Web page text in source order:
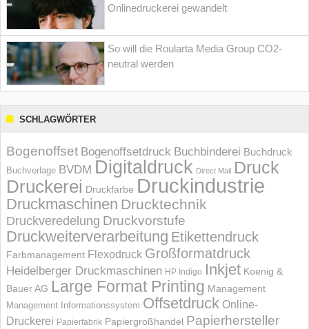
Onlinedruckerei gewandelt
So will die Roularta Media Group CO2-
neutral werden
SCHLAGWÖRTER
Bogenoffset Bogenoffsetdruck Buchbinderei Buchdruck
Buchverlage BVDM Digitaldruck Direct Mail Druck
Druckerei Druckfarbe Druckindustrie
Druckmaschinen Drucktechnik
Druckveredelung Druckvorstufe
Druckweiterverarbeitung Etikettendruck
Farbmanagement Flexodruck Großformatdruck
Heidelberger Druckmaschinen HP Indigo Inkjet Koenig &
Bauer AG Large Format Printing Management
Management Informations­system Offsetdruck Online-
Druckerei Papierfabrik Papiergroßhandel Papierhersteller